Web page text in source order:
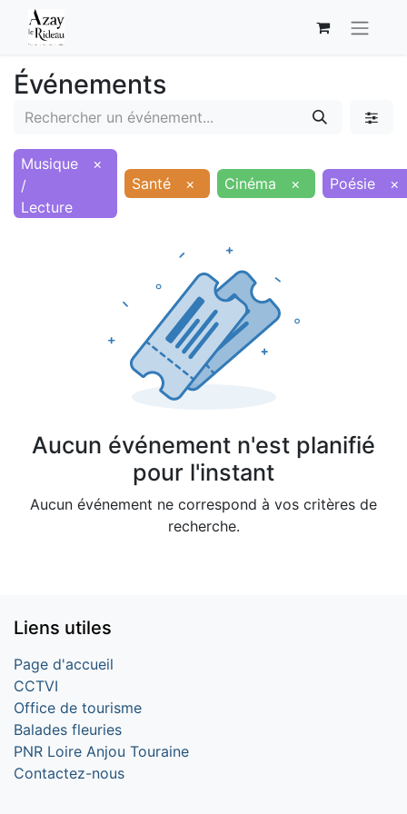
Événements
Musique
/
Lecture
×
Santé
× Cinéma × Poésie ×
Aucun événement n'est planifié
pour l'instant
Aucun événement ne correspond à vos critères de
recherche.
Liens utiles
Page d'accueil
CCTVI
Office de tourisme
Balades fleuries
PNR Loire Anjou Touraine
Contactez-nous